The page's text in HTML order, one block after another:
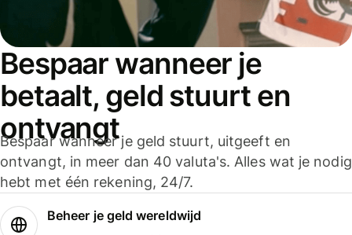
Bespaar wanneer je
betaalt, geld stuurt en
ontvangt
Bespaar wanneer je geld stuurt, uitgeeft en
ontvangt, in meer dan 40 valuta's. Alles wat je nodig
hebt met één rekening, 24/7.
Beheer je geld wereldwijd